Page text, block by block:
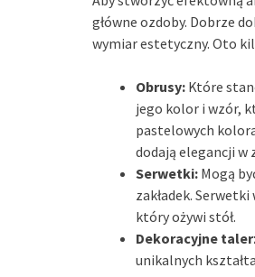
główne ozdoby. Dobrze
wymiar estetyczny. Oto
Obrusy: Które
jego kolor i wzór,
pastelowych
dodają elegancji w
Serwetki: Mogą
zakładek.
który ożywi stół.
Dekoracyjne
unikalnych